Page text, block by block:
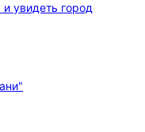
увидеть город